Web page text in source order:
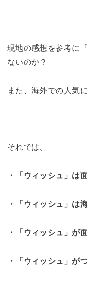
現地の感想を参考に
ないのか？
また、海外での人気
それでは、
・「ウィッシュ」は
・「ウィッシュ」は
・「ウィッシュ」が
・「ウィッシュ」が